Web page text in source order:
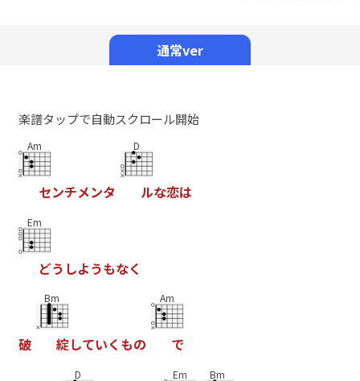
通常ver
楽譜タップで自動スクロール開始
Am
センチメンタ
D
ルな恋は
Em
どう しようもなく
破
Bm
綻していく もの
Am
で
D Em Bm